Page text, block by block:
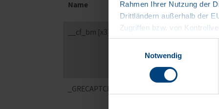
Rahmen Ihrer Nutzung der
Drittländern außerhalb der
Zugriffen bzw. von
Datenschutzerklärung
Impressum
Notwendig
Name Anbieter
__cf_bm [x3]
HubSpot
_GRECAPTCHA